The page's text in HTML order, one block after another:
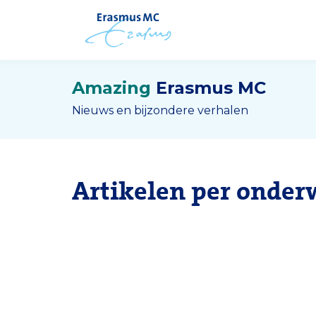
Amazing Erasmus MC
Nieuws en bijzondere verhalen
Artikelen per